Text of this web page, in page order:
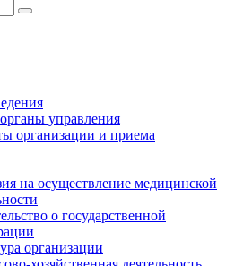
управления
организации и приема
на осуществление медицинской
о государственной
организации